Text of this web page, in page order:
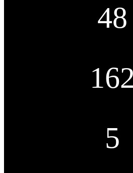
48
162
5